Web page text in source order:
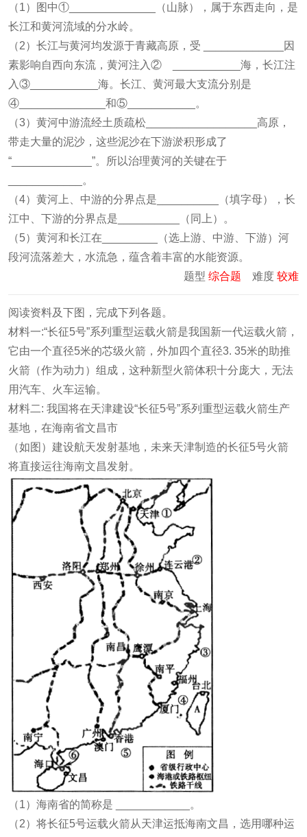
（1）图中①______________（山脉），属于东西走向，是
长江和黄河流域的分水岭。
（2）长江与黄河均发源于青藏高原，受 _____________因
素影响自西向东流，黄河注入② ___________海，长江注
入③___________海。长江、黄河最大支流分别是
④______________和⑤___________。
（3）黄河中游流经土质疏松__________________高原，
带走大量的泥沙，这些泥沙在下游淤积形成了
“_____________”。所以治理黄河的关键在于
____________。
（4）黄河上、中游的分界点是__________（填字母），长
江中、下游的分界点是__________（同上）。
（5）黄河和长江在_________（选上游、中游、下游）河
段河流落差大，水流急，蕴含着丰富的水能资源。
题型 综合题 难度 较难
阅读资料及下图，完成下列各题。
材料一:“长征5号”系列重型运载火箭是我国新一代运载火箭，
它由一个直径5米的芯级火箭，外加四个直径3. 35米的助推
火箭（作为动力）组成，这种新型火箭体积十分庞大，无法
用汽车、火车运输。
材料二: 我国将在天津建设“长征5号”系列重型运载火箭生产
基地，在海南省文昌市
（如图）建设航天发射基地，未来天津制造的长征5号火箭
将直接运往海南文昌发射。
（1）海南省的简称是 ____________。
（2）将长征5号运载火箭从天津运抵海南文昌，选用哪种运